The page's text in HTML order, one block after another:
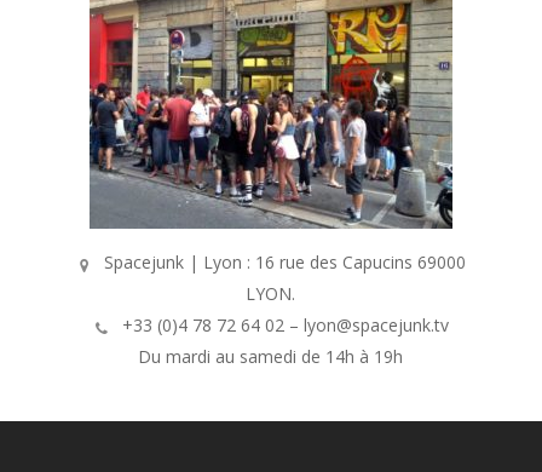
Spacejunk | Lyon : 16 rue des Capucins 69000
LYON.
+33 (0)4 78 72 64 02 – lyon@spacejunk.tv
Du mardi au samedi de 14h à 19h